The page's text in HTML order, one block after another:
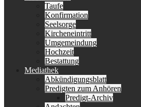
Taufe
Konfirmation
Seelsorge
Kircheneintritt
Umgemeindung
Hochzeit
Bestattung
Mediathek
Abkündigungsblatt
Predigten zum Anhören
Predigt-Archiv